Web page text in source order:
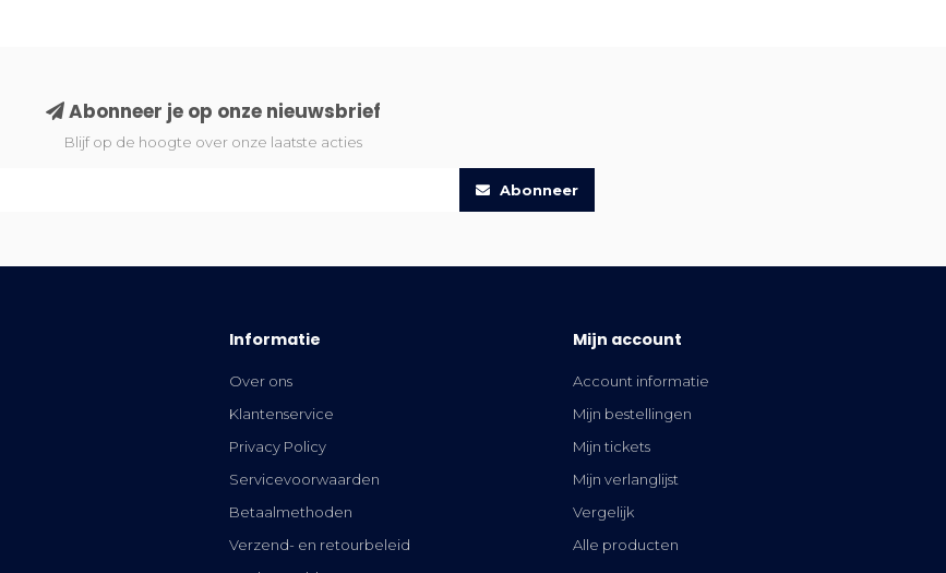
Abonneer je op onze nieuwsbrief
Blijf op de hoogte over onze laatste acties
Abonneer
Informatie
Over ons
Klantenservice
Privacy Policy
Servicevoorwaarden
Betaalmethoden
Verzend- en retourbeleid
Mijn account
Account informatie
Mijn bestellingen
Mijn tickets
Mijn verlanglijst
Vergelijk
Alle producten